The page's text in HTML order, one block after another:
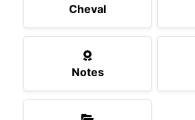
Cheval
Notes